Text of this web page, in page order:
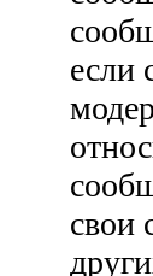
если
свои